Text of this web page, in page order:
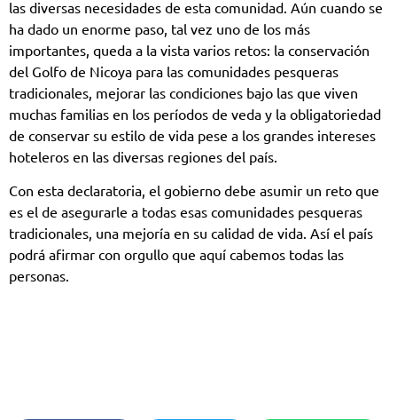
las diversas necesidades de esta comunidad. Aún cuando se
ha dado un enorme paso, tal vez uno de los más
importantes, queda a la vista varios retos: la conservación
del Golfo de Nicoya para las comunidades pesqueras
tradicionales, mejorar las condiciones bajo las que viven
muchas familias en los períodos de veda y la obligatoriedad
de conservar su estilo de vida pese a los grandes intereses
hoteleros en las diversas regiones del país.
Con esta declaratoria, el gobierno debe asumir un reto que
es el de asegurarle a todas esas comunidades pesqueras
tradicionales, una mejoría en su calidad de vida. Así el país
podrá afirmar con orgullo que aquí cabemos todas las
personas.